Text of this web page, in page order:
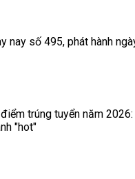
nay số 495, phát hành
trúng tuyển năm 2026:
"hot"